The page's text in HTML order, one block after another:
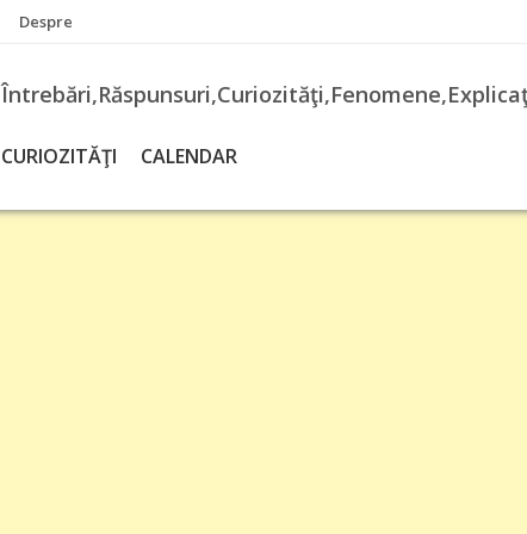
Despre
CURIOZITĂŢI CALENDAR